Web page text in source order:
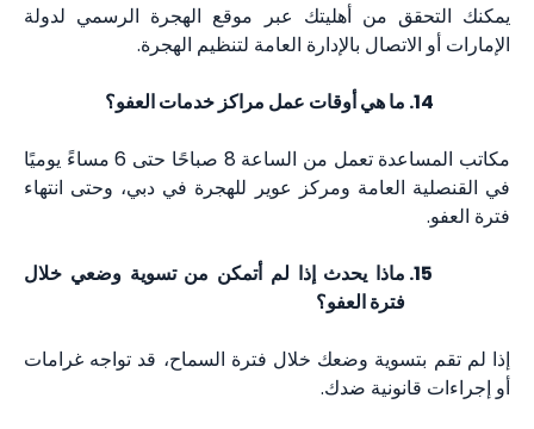
يمكنك التحقق من أهليتك عبر موقع الهجرة الرسمي لدولة
الإمارات أو الاتصال بالإدارة العامة لتنظيم الهجرة.
ما هي أوقات عمل مراكز خدمات العفو؟
مكاتب المساعدة تعمل من الساعة 8 صباحًا حتى 6 مساءً يوميًا
في القنصلية العامة ومركز عوير للهجرة في دبي، وحتى انتهاء
فترة العفو.
ماذا يحدث إذا لم أتمكن من تسوية وضعي خلال
فترة العفو؟
إذا لم تقم بتسوية وضعك خلال فترة السماح، قد تواجه غرامات
أو إجراءات قانونية ضدك.